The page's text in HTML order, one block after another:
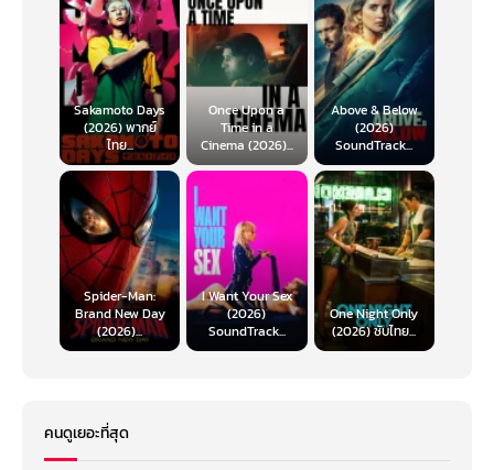
Sakamoto Days
(2026) พากย์
ไทย...
Once Upon a
Time in a
Cinema (2026)...
Above & Below
(2026)
SoundTrack...
Spider-Man:
Brand New Day
(2026)...
I Want Your Sex
(2026)
SoundTrack...
One Night Only
(2026) ซับไทย...
คนดูเยอะที่สุด